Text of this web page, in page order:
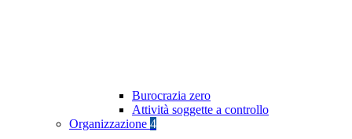
Burocrazia zero
Attività soggette a controllo
Organizzazione 4